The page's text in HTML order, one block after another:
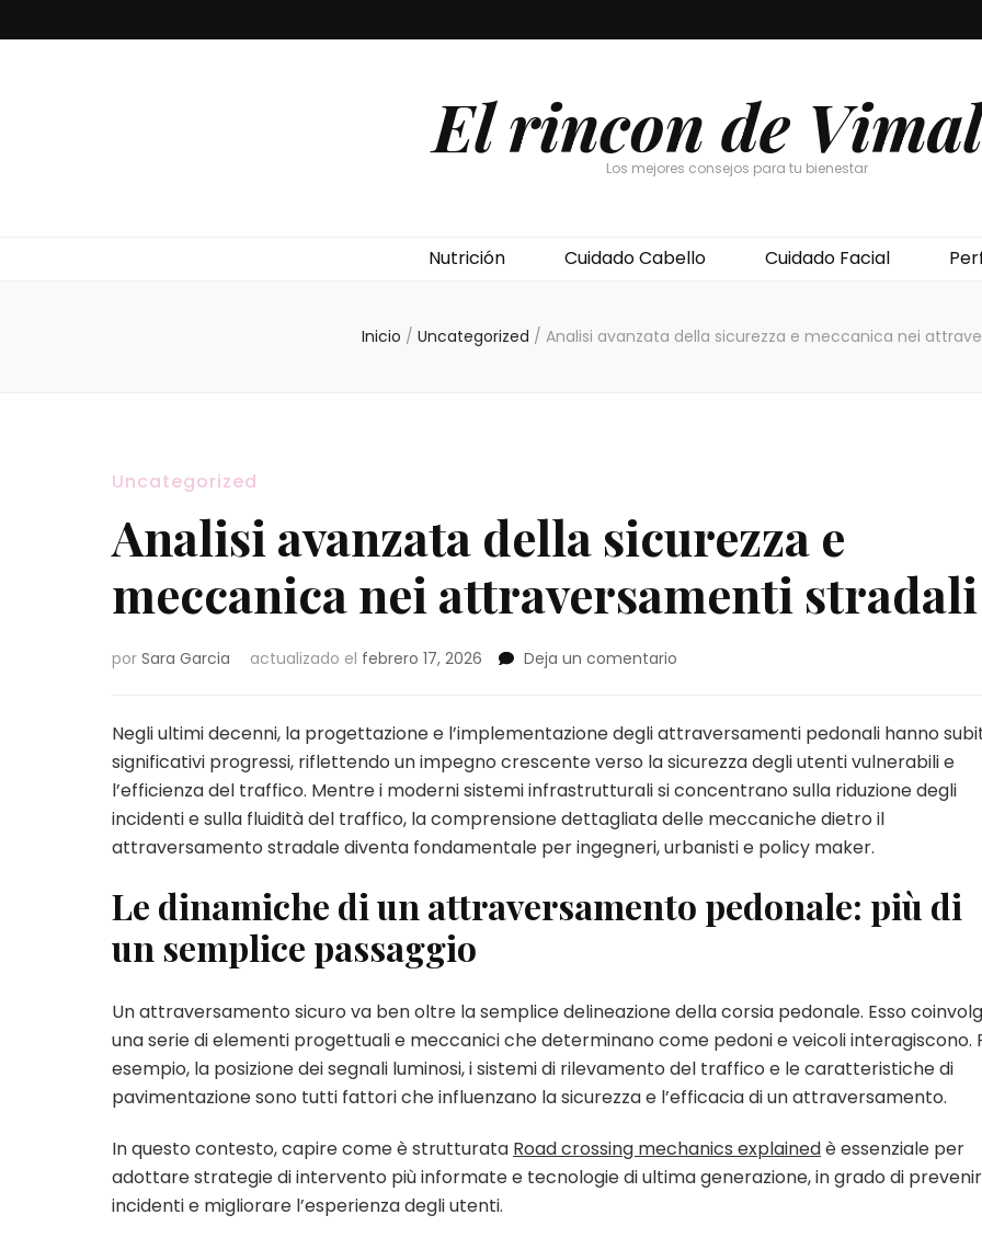
El rincon de
Los mejores consejos para tu bienestar
Nutrición Cuidado Cabello Cuidado Facial
Inicio / Uncategorized / Analisi avanzata della sicurezza e meccanica nei
Uncategorized
Analisi avanzata della sicurezza e
meccanica nei attraversamenti stradali
por Sara Garcia actualizado el febrero 17, 2026 Deja un comentario
della
sicurezza
e
meccanica
nei
attraversamenti
Negli ultimi decenni, la progettazione e l’implementazione degli attraversamenti pedonali hanno
significativi progressi, riflettendo un impegno crescente verso la sicurezza degli utenti vulnerabili e
l’efficienza del traffico. Mentre i moderni sistemi infrastrutturali si concentrano sulla riduzione degli
incidenti e sulla fluidità del traffico, la comprensione dettagliata delle meccaniche dietro il
attraversamento stradale diventa fondamentale per ingegneri, urbanisti e policy maker.
Le dinamiche di un attraversamento pedonale: più di
un semplice passaggio
Un attraversamento sicuro va ben oltre la semplice delineazione della corsia pedonale. Esso
una serie di elementi progettuali e meccanici che determinano come pedoni e veicoli interagiscono.
esempio, la posizione dei segnali luminosi, i sistemi di rilevamento del traffico e le caratteristiche di
pavimentazione sono tutti fattori che influenzano la sicurezza e l’efficacia di un attraversamento.
In questo contesto, capire come è strutturata Road crossing mechanics explainedè essenziale per
adottare strategie di intervento più informate e tecnologie di ultima generazione, in grado di
incidenti e migliorare l’esperienza degli utenti.